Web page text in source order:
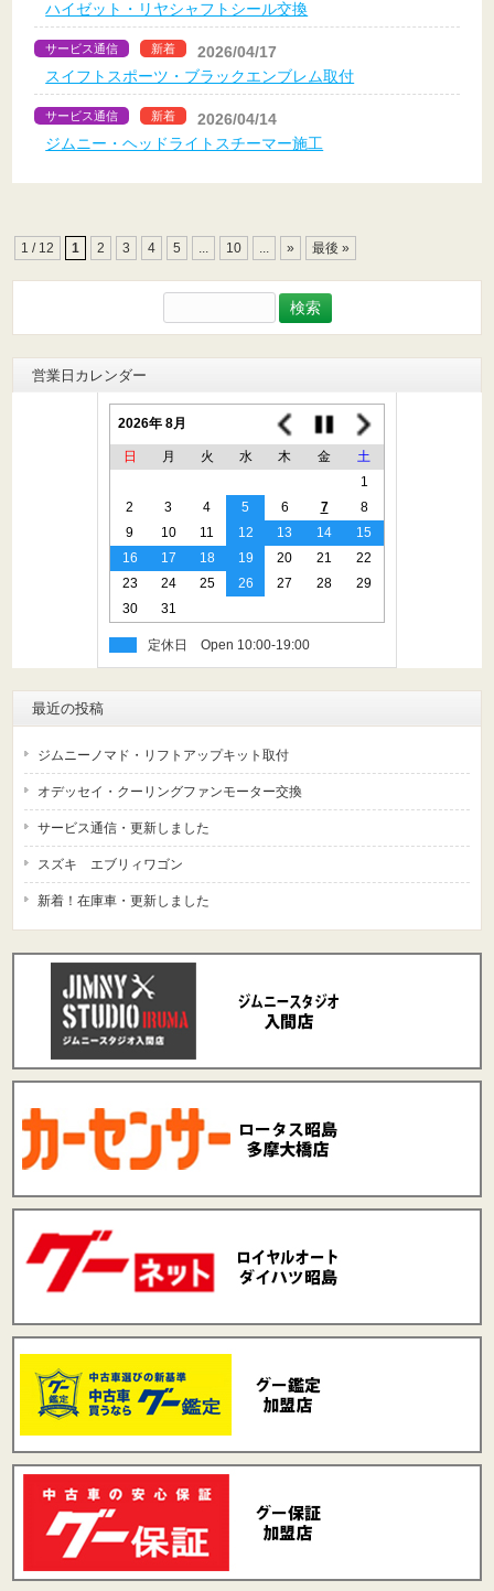
ハイゼット・リヤシャフトシール交換
サービス通信 新着
2026/04/17
スイフトスポーツ・ブラックエンブレム取付
サービス通信 新着
2026/04/14
ジムニー・ヘッドライトスチーマー施工
1 / 12 1 2 3 4 5 ... 10 ... » 最後 »
索:
営業日カレンダー
2026年 8月
日 月 火 水 木 金
土
1
2
3 4 5 6 7
8
9
10 11 12 13 14
15
16
17 18 19 20 21
22
23
24 25 26 27 28
29
30
31
定休日
最近の投稿
ジムニーノマド・リフトアップキット取付
オデッセイ・クーリングファンモーター交換
サービス通信・更新しました
スズキ エブリィワゴン
新着！在庫車・更新しました